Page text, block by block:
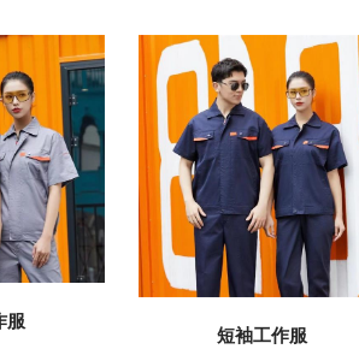
服
短袖工作服